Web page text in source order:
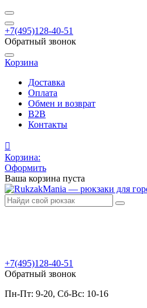
+7(495)128-40-51
Обратный звонок
Корзина
Доставка
Оплата
Обмен и возврат
B2B
Контакты
Корзина:
Оформить
Ваша корзина пуста
+7(495)128-40-51
Обратный звонок
Пн-Пт: 9-20, Сб-Вс: 10-16